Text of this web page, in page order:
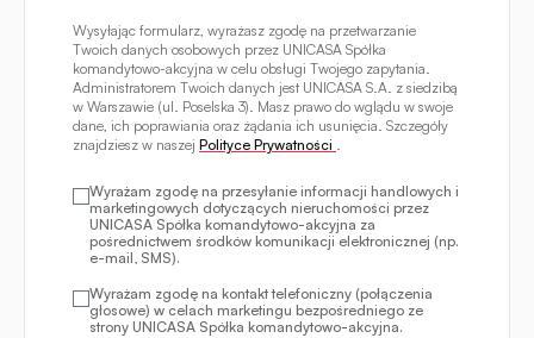
Wysyłając formularz, wyrażasz zgodę na przetwarzanie
Twoich danych osobowych przez UNICASA Spółka
komandytowo-akcyjna w celu obsługi Twojego zapytania.
Administratorem Twoich danych jest UNICASA S.A. z siedzibą
w Warszawie (ul. Poselska 3). Masz prawo do wglądu w swoje
dane, ich poprawiania oraz żądania ich usunięcia. Szczegóły
znajdziesz w naszej Polityce Prywatności .
Wyrażam zgodę na przesyłanie informacji handlowych i
marketingowych dotyczących nieruchomości przez
UNICASA Spółka komandytowo-akcyjna za
pośrednictwem środków komunikacji elektronicznej (np.
e-mail, SMS).
Wyrażam zgodę na kontakt telefoniczny (połączenia
głosowe) w celach marketingu bezpośredniego ze
strony UNICASA Spółka komandytowo-akcyjna.